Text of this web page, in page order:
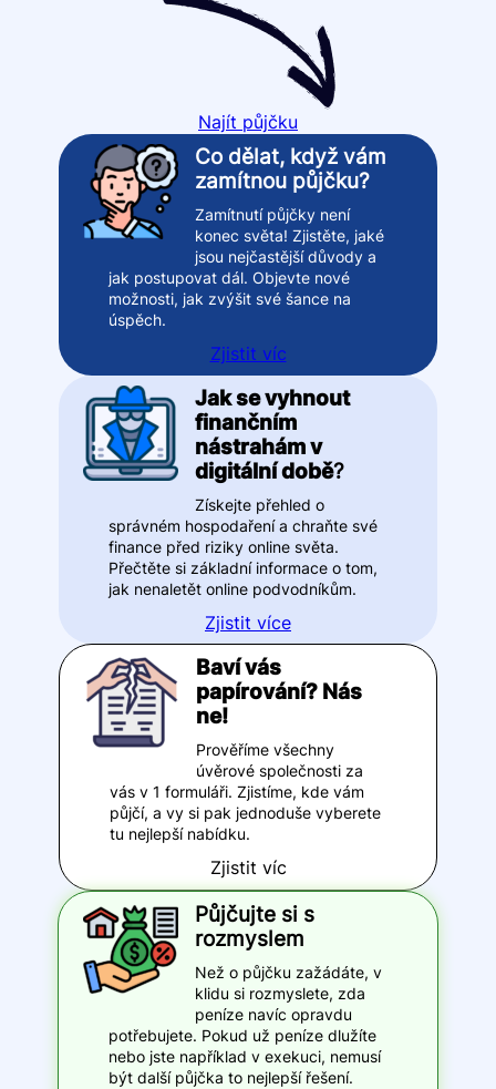
Najít půjčku
Co dělat, když vám
zamítnou půjčku?
Zamítnutí půjčky není
konec světa! Zjistěte, jaké
jsou nejčastější důvody a
jak postupovat dál. Objevte nové
možnosti, jak zvýšit své šance na
úspěch.
Zjistit víc
Jak se vyhnout
finančním
nástrahám v
digitální době?
Získejte přehled o
správném hospodaření a chraňte své
finance před riziky online světa.
Přečtěte si základní informace o tom,
jak nenaletět online podvodníkům.
Zjistit více
Baví vás
papírování? Nás
ne!
Prověříme všechny
úvěrové společnosti za
vás v 1 formuláři. Zjistíme, kde vám
půjčí, a vy si pak jednoduše vyberete
tu nejlepší nabídku.
Zjistit víc
Půjčujte si s
rozmyslem
Než o půjčku zažádáte, v
klidu si rozmyslete, zda
peníze navíc opravdu
potřebujete. Pokud už peníze dlužíte
nebo jste například v exekuci, nemusí
být další půjčka to nejlepší řešení.